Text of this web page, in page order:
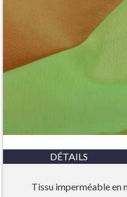
DÉTAILS
Tissu imperméable en